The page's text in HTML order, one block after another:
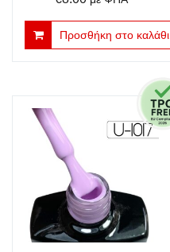
Προσθήκη στο καλάθι